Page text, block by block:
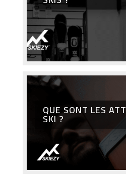
QUE SONT LES
SKI ?